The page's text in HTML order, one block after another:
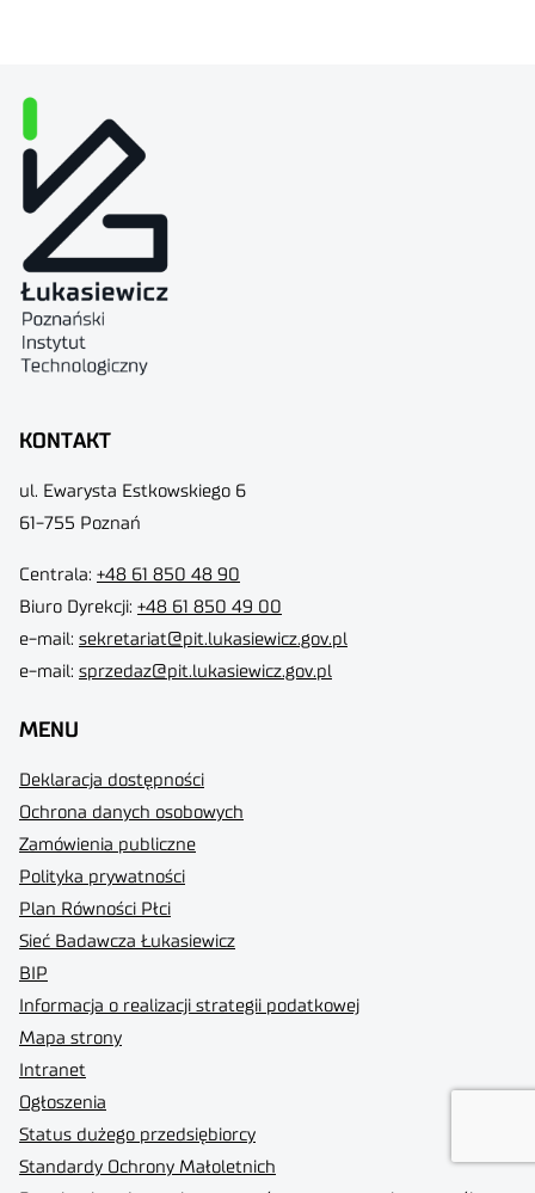
KONTAKT
ul. Ewarysta Estkowskiego 6
61-755 Poznań
Centrala: +48 61 850 48 90
Biuro Dyrekcji: +48 61 850 49 00
e-mail: sekretariat@pit.lukasiewicz.gov.pl
e-mail: sprzedaz@pit.lukasiewicz.gov.pl
MENU
Deklaracja dostępności
Ochrona danych osobowych
Zamówienia publiczne
Polityka prywatności
Plan Równości Płci
Sieć Badawcza Łukasiewicz
BIP
Informacja o realizacji strategii podatkowej
Mapa strony
Intranet
Ogłoszenia
Status dużego przedsiębiorcy
Standardy Ochrony Małoletnich